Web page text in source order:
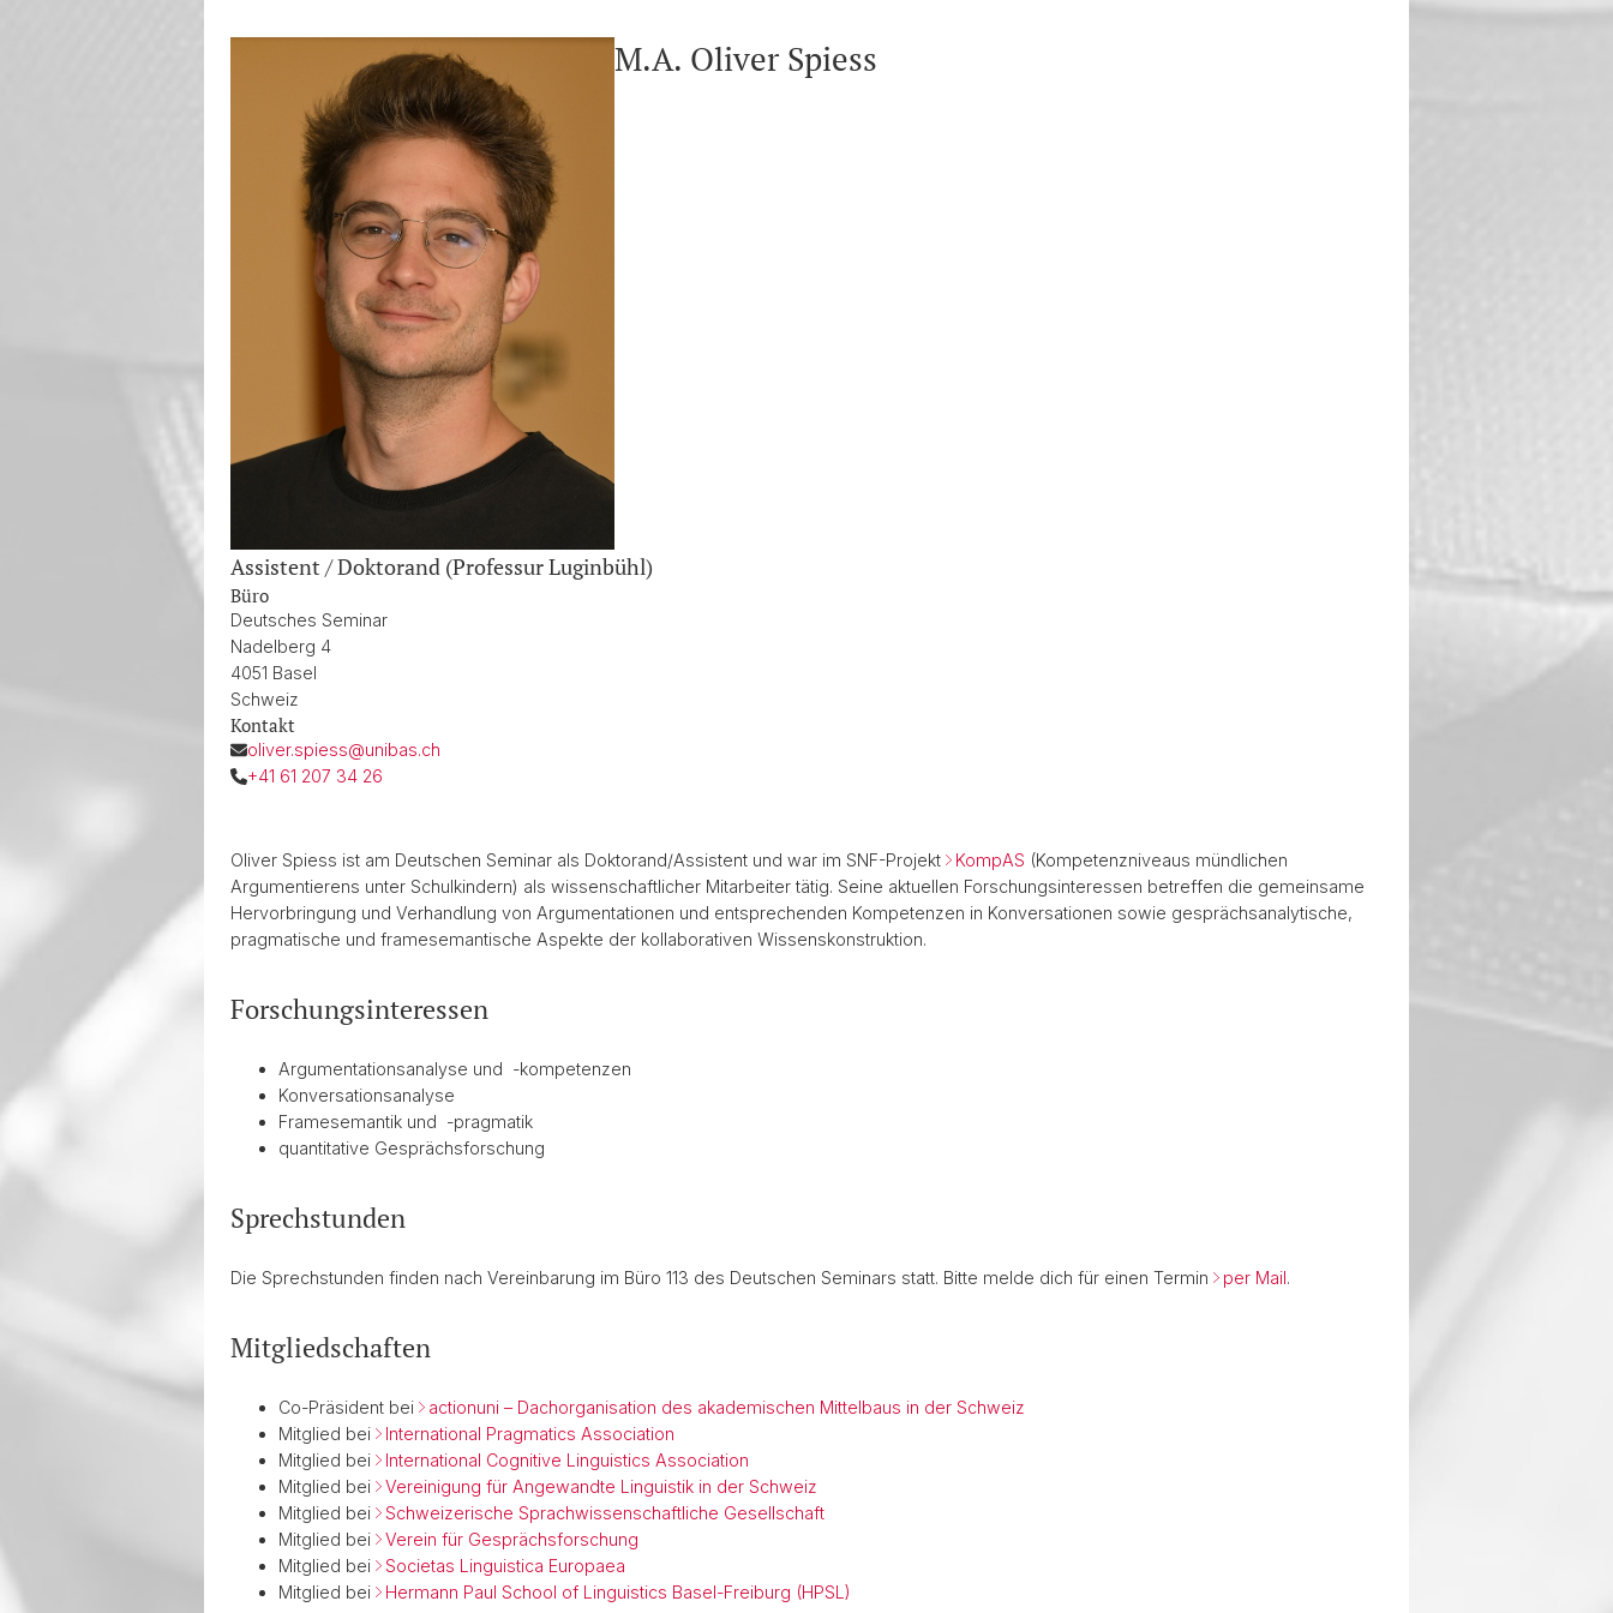
M.A. Oliver Spiess
Assistent / Doktorand (Professur Luginbühl)
Büro
Deutsches Seminar
Nadelberg 4
4051 Basel
Schweiz
Kontakt
oliver.spiess@unibas.ch
+41 61 207 34 26
Oliver Spiess ist am Deutschen Seminar als Doktorand/Assistent und war im SNF-Projekt KompAS (Kompetenzniveaus mündlichen
Argumentierens unter Schulkindern) als wissenschaftlicher Mitarbeiter tätig. Seine aktuellen Forschungsinteressen betreffen die gemeinsame
Hervorbringung und Verhandlung von Argumentationen und entsprechenden Kompetenzen in Konversationen sowie gesprächsanalytische,
pragmatische und framesemantische Aspekte der kollaborativen Wissenskonstruktion.
Forschungsinteressen
Argumentationsanalyse und -kompetenzen
Konversationsanalyse
Framesemantik und -pragmatik
quantitative Gesprächsforschung
Sprechstunden
Die Sprechstunden finden nach Vereinbarung im Büro 113 des Deutschen Seminars statt. Bitte melde dich für einen Termin per Mail.
Mitgliedschaften
Co-Präsident bei
actionuni – Dachorganisation des akademischen Mittelbaus in der Schweiz
Mitglied bei
International Pragmatics Association
Mitglied bei
International Cognitive Linguistics Association
Mitglied bei
Vereinigung für Angewandte Linguistik in der Schweiz
Mitglied bei
Schweizerische Sprachwissenschaftliche Gesellschaft
Mitglied bei
Verein für Gesprächsforschung
Mitglied bei
Societas Linguistica Europaea
Mitglied bei
Hermann Paul School of Linguistics Basel-Freiburg (HPSL)